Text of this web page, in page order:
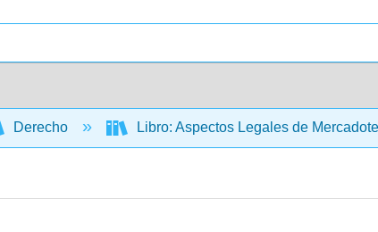
Derecho Libro: Aspectos Legales de